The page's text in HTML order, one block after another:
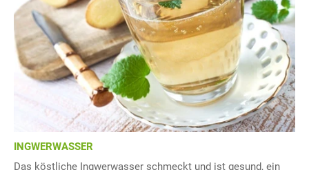
INGWERWASSER
Das köstliche Ingwerwasser schmeckt und ist gesund, ein